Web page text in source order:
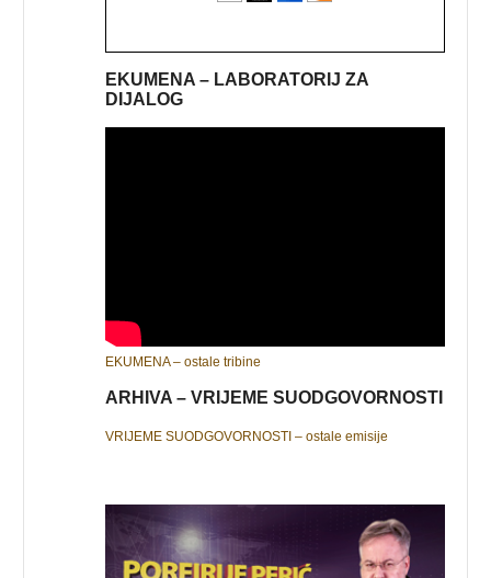
EKUMENA – LABORATORIJ ZA
DIJALOG
EKUMENA – ostale tribine
ARHIVA – VRIJEME SUODGOVORNOSTI
VRIJEME SUODGOVORNOSTI – ostale emisije